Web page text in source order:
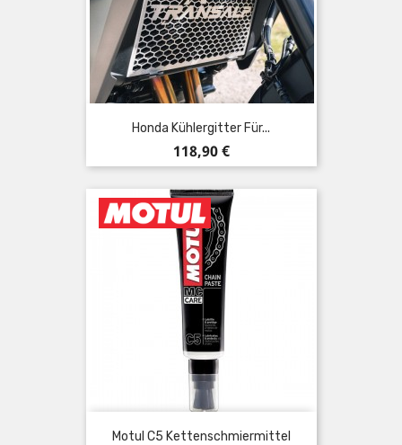
Honda Kühlergitter Für...
Preis
118,90 €
Motul C5 Kettenschmiermittel